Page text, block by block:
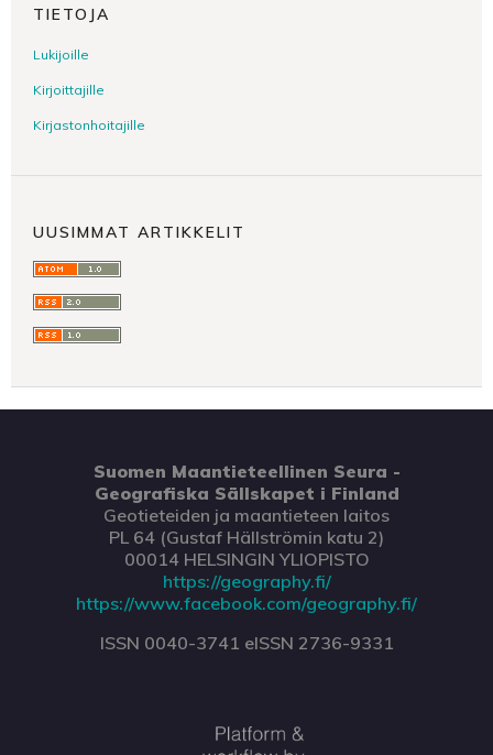
TIETOJA
Lukijoille
Kirjoittajille
Kirjastonhoitajille
UUSIMMAT ARTIKKELIT
Suomen Maantieteellinen Seura -
Geografiska Sällskapet i Finland
Geotieteiden ja maantieteen laitos
PL 64 (Gustaf Hällströmin katu 2)
00014 HELSINGIN YLIOPISTO
https://geography.fi/
https://www.facebook.com/geography.fi/
ISSN 0040-3741 eISSN 2736-9331